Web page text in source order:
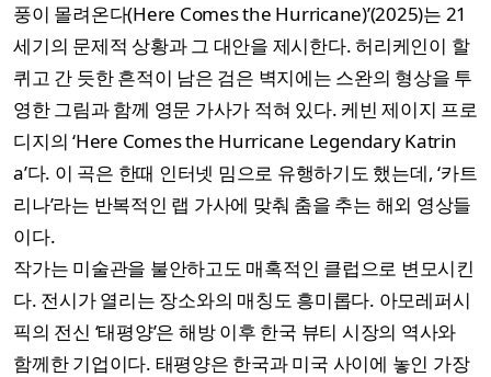
풍이 몰려온다(Here Comes the Hurricane)’(2025)는 21
세기의 문제적 상황과 그 대안을 제시한다. 허리케인이 할
퀴고 간 듯한 흔적이 남은 검은 벽지에는 스완의 형상을 투
영한 그림과 함께 영문 가사가 적혀 있다. 케빈 제이지 프로
디지의 ‘Here Comes the Hurricane Legendary Katrin
a’다. 이 곡은 한때 인터넷 밈으로 유행하기도 했는데, ‘카트
리나’라는 반복적인 랩 가사에 맞춰 춤을 추는 해외 영상들
이다.
작가는 미술관을 불안하고도 매혹적인 클럽으로 변모시킨
다. 전시가 열리는 장소와의 매칭도 흥미롭다. 아모레퍼시
픽의 전신 ‘태평양’은 해방 이후 한국 뷰티 시장의 역사와
함께한 기업이다. 태평양은 한국과 미국 사이에 놓인 가장